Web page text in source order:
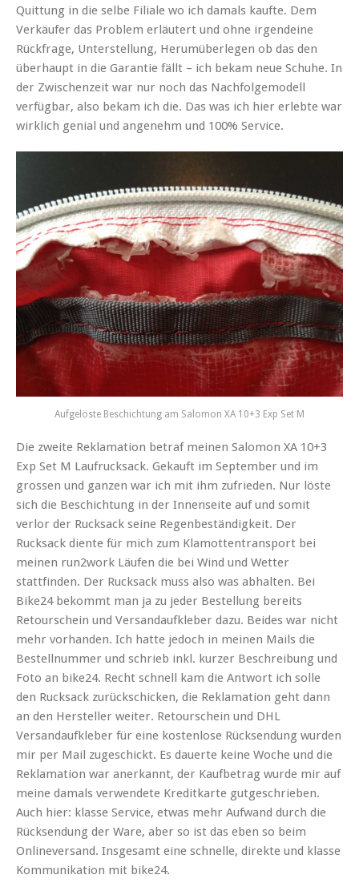
Quittung in die selbe Filiale wo ich damals kaufte. Dem
Verkäufer das Problem erläutert und ohne irgendeine
Rückfrage, Unterstellung, Herumüberlegen ob das den
überhaupt in die Garantie fällt – ich bekam neue Schuhe. In
der Zwischenzeit war nur noch das Nachfolgemodell
verfügbar, also bekam ich die. Das was ich hier erlebte war
wirklich genial und angenehm und 100% Service.
Aufgelöste Beschichtung am Salomon XA 10+3 Exp Set M
Die zweite Reklamation betraf meinen Salomon XA 10+3
Exp Set M Laufrucksack. Gekauft im September und im
grossen und ganzen war ich mit ihm zufrieden. Nur löste
sich die Beschichtung in der Innenseite auf und somit
verlor der Rucksack seine Regenbeständigkeit. Der
Rucksack diente für mich zum Klamottentransport bei
meinen run2work Läufen die bei Wind und Wetter
stattfinden. Der Rucksack muss also was abhalten. Bei
Bike24 bekommt man ja zu jeder Bestellung bereits
Retourschein und Versandaufkleber dazu. Beides war nicht
mehr vorhanden. Ich hatte jedoch in meinen Mails die
Bestellnummer und schrieb inkl. kurzer Beschreibung und
Foto an bike24. Recht schnell kam die Antwort ich solle
den Rucksack zurückschicken, die Reklamation geht dann
an den Hersteller weiter. Retourschein und DHL
Versandaufkleber für eine kostenlose Rücksendung wurden
mir per Mail zugeschickt. Es dauerte keine Woche und die
Reklamation war anerkannt, der Kaufbetrag wurde mir auf
meine damals verwendete Kreditkarte gutgeschrieben.
Auch hier: klasse Service, etwas mehr Aufwand durch die
Rücksendung der Ware, aber so ist das eben so beim
Onlineversand. Insgesamt eine schnelle, direkte und klasse
Kommunikation mit bike24.